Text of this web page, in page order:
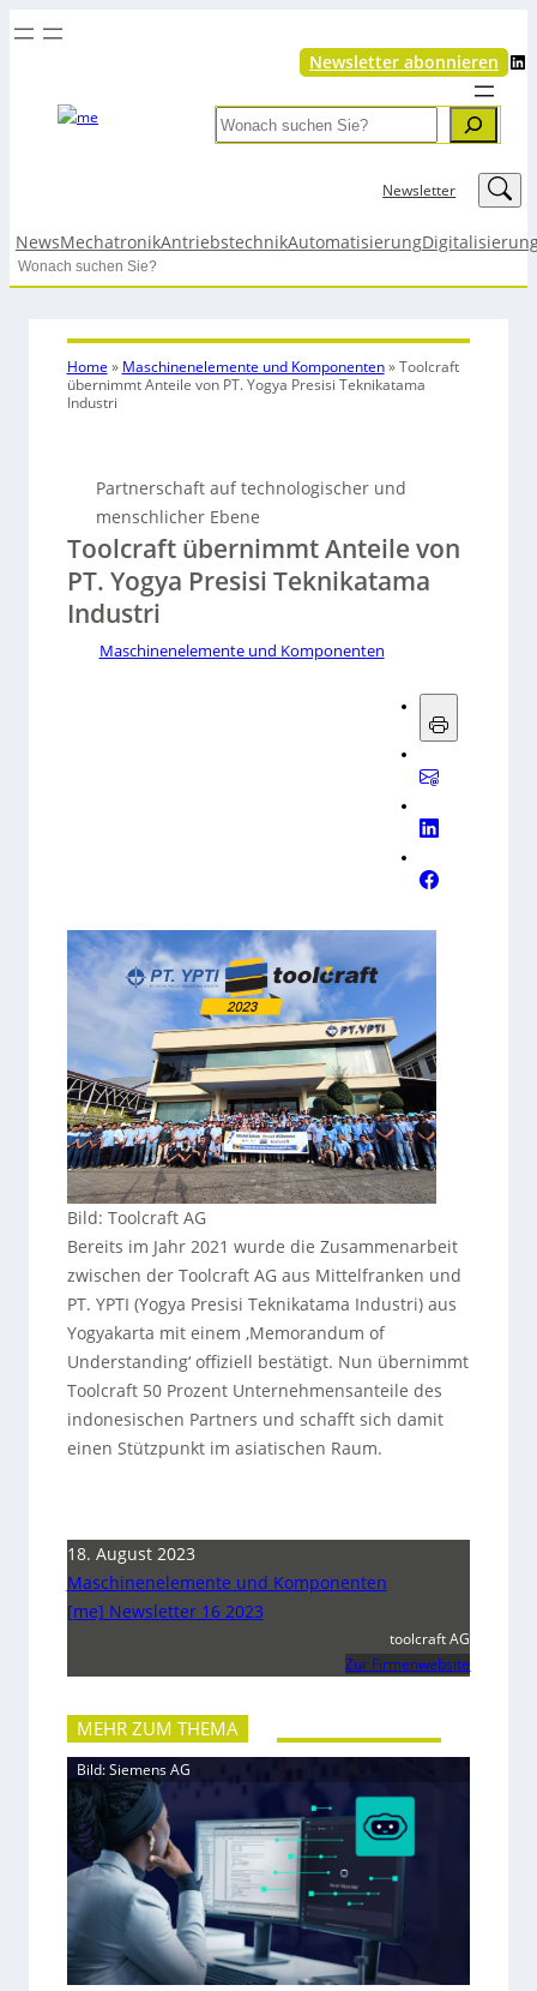
Newsletter abonnieren LinkedIn
Search
Newsletter LinkedIn
NewsMechatronikAntriebstechnikAutomatisierung
Search
Home » Maschinenelemente und Komponenten»Toolcraft
übernimmt Anteile von PT. Yogya Presisi Teknikatama
Industri
Partnerschaft auf technologischer und
menschlicher Ebene
Toolcraft übernimmt Anteile von
PT. Yogya Presisi Teknikatama
Industri
Maschinenelemente und Komponenten
Bild: Toolcraft AG
Bereits im Jahr 2021 wurde die Zusammenarbeit
zwischen der Toolcraft AG aus Mittelfranken und
PT. YPTI (Yogya Presisi Teknikatama Industri) aus
Yogyakarta mit einem ‚Memorandum of
Understanding‘ offiziell bestätigt. Nun übernimmt
Toolcraft 50 Prozent Unternehmensanteile des
indonesischen Partners und schafft sich damit
einen Stützpunkt im asiatischen Raum.
18. August 2023
Maschinenelemente und Komponenten
[me] Newsletter 16 2023
toolcraft AG
Zur Firmenwebsite
MEHR ZUM THEMA
Bild: Siemens AG